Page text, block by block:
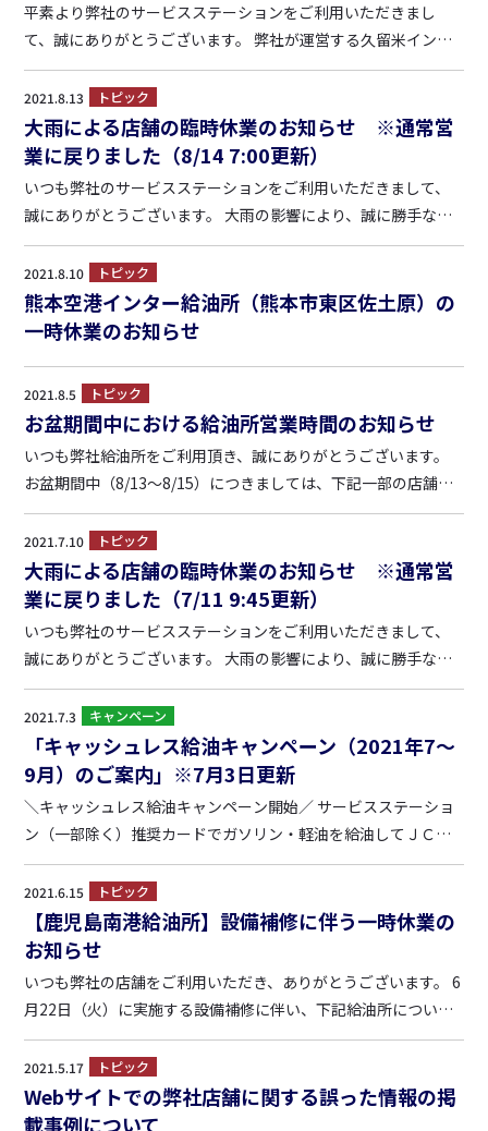
平素より弊社のサービスステーションをご利用いただきまし
て、誠にありがとうございます。 弊社が運営する久留米インタ
ー給油所（福岡県久留米市御井旗崎1-1-12）においてコロナウ
イルスの感染者が１名発生したことにより、全スタッフのPCR
検査及び接触の可能性がある店内及び経路等の消毒作業のた
め、本日...
2021.8.13 トピック
大雨による店舗の臨時休業のお知らせ ※通常営
業に戻りました（8/14 7:00更新）
いつも弊社のサービスステーションをご利用いただきまして、
誠にありがとうございます。 大雨の影響により、誠に勝手なが
ら、以下の通り臨時休業させて頂いている店舗がございます。
なお、臨時休業店舗の状況に変更がある場合は、随時、こちら
で掲載・更新いたします。 【店舗の臨時休業状況】※8/...
2021.8.10 トピック
熊本空港インター給油所（熊本市東区佐土原）の
一時休業のお知らせ
2021.8.5 トピック
お盆期間中における給油所営業時間のお知らせ
いつも弊社給油所をご利用頂き、誠にありがとうございます。
お盆期間中（8/13～8/15）につきましては、下記一部の店舗を
除き通常通りの営業とさせていただきます。 ■営業時間に変更
がある店舗 （鹿児島地区） ・南栄給油所 8/13（金） 7：00～
19：00 8/14（土） 7：...
2021.7.10 トピック
大雨による店舗の臨時休業のお知らせ ※通常営
業に戻りました（7/11 9:45更新）
いつも弊社のサービスステーションをご利用いただきまして、
誠にありがとうございます。 大雨の影響により、誠に勝手なが
ら、以下の通り臨時休業させて頂いている店舗がございます。
なお、臨時休業店舗の状況に変更がある場合は、随時、こちら
で掲載・更新いたします。 【店舗の臨時休業状況】※7/...
2021.7.3 キャンペーン
「キャッシュレス給油キャンペーン（2021年7～
9月）のご案内」※7月3日更新
＼キャッシュレス給油キャンペーン開始／ サービスステーショ
ン（一部除く）推奨カードでガソリン・軽油を給油してＪＣＢ
ギフトカード（5,000円分）を当てよう！ 【キャンペーン期間】
・第１回 2021年7月1日～7月31日 ・第２回 2021年8月1日～
8月31日 ・第３回 2021年...
2021.6.15 トピック
【鹿児島南港給油所】設備補修に伴う一時休業の
お知らせ
いつも弊社の店舗をご利用いただき、ありがとうございます。 6
月22日（火）に実施する設備補修に伴い、下記給油所につい
て、一時休業させていただきます。 ■鹿児島南港給油所（鹿児
島市新栄町7-11 / Tel.099-812-9555） （6月22日） 18:00～22:0
0 一時休...
2021.5.17 トピック
Webサイトでの弊社店舗に関する誤った情報の掲
載事例について